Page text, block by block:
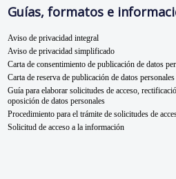
Guías, formatos e
Aviso de privacidad integral
Aviso de privacidad simplificado
Carta de consentimiento de publicación de datos
Carta de reserva de publicación de datos personales
Guía para elaborar solicitudes de acceso,
oposición de datos personales
Procedimiento para el trámite de solicitudes de
Solicitud de acceso a la información